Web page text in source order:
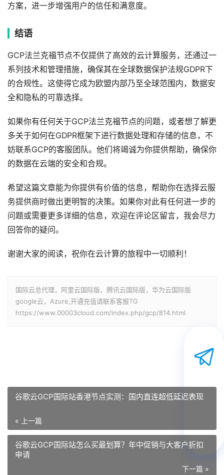
方案，进一步增强用户的信任和满意度。
结语
GCP法兰克福节点不仅提供了高效的云计算服务，还通过一
系列技术和管理措施，确保其在全球数据保护法规GDPR下
的合规性。这使得它成为欧盟内部乃至全球范围内，数据安
全和隐私的可靠选择。
如果你有任何关于GCP法兰克福节点的问题，或者想了解更
多关于如何在GDPR框架下进行数据处理和存储的信息，不
妨联系GCP的客服团队。他们将竭诚为你提供帮助，确保你
的数据在云端的安全和合规。
希望这篇文章能为你提供有价值的信息，帮助你在选择云服
务提供商时做出更明智的决策。如果你对此有任何进一步的
问题或需要更多详细的信息，欢迎在评论区留言，我会尽力
回答你的疑问。
谢谢大家的阅读，祝你在云计算的旅程中一切顺利！
国际云总代理，阿里云国际版，腾讯云国际版，华为云国际版
google云，Azure,开通充值请联系客服TG
https://www.00003cloud.com/index.php/gcp/814.html
谷歌云GCP国际站香港节点实测：国内直连超低延迟表现
« 上一篇
谷歌云GCP国际站怎么买最划算？年中促销与大客户折扣
申请
下一篇 »